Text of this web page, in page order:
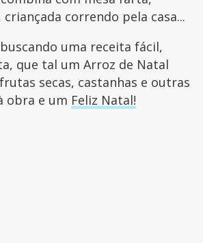
criançada correndo pela casa...
uma receita fácil,
que tal um Arroz de Natal
secas, castanhas e outras
obra e um Feliz Natal!